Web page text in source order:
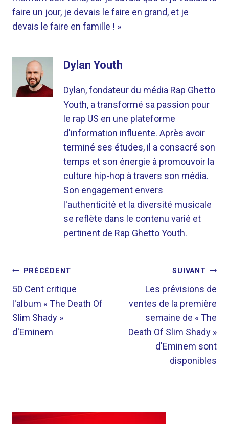
faire un jour, je devais le faire en grand, et je
devais le faire en famille ! »
Dylan Youth
Dylan, fondateur du média Rap Ghetto
Youth, a transformé sa passion pour
le rap US en une plateforme
d'information influente. Après avoir
terminé ses études, il a consacré son
temps et son énergie à promouvoir la
culture hip-hop à travers son média.
Son engagement envers
l'authenticité et la diversité musicale
se reflète dans le contenu varié et
pertinent de Rap Ghetto Youth.
NAVIGATION
DE
L’ARTICLE
PRÉCÉDENT
50 Cent critique
l'album « The Death Of
Slim Shady »
d'Eminem
SUIVANT
Les prévisions de
ventes de la première
semaine de « The
Death Of Slim Shady »
d'Eminem sont
disponibles